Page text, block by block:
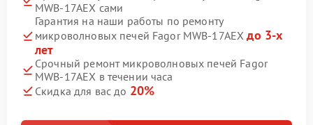
MWB-17AEX сами
Гарантия на наши работы по ремонту
микроволновых печей Fagor MWB-17AEXдо 3-х
лет
Срочный ремонт микроволновых печей Fagor
MWB-17AEX в течении часа
Скидка для вас до 20%